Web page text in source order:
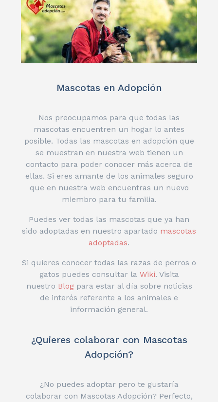
Mascotas en Adopción
Nos preocupamos para que todas las
mascotas encuentren un hogar lo antes
posible. Todas las mascotas en adopción que
se muestran en nuestra web tienen un
contacto para poder conocer más acerca de
ellas. Si eres amante de los animales seguro
que en nuestra web encuentras un nuevo
miembro para tu familia.
Puedes ver todas las mascotas que ya han
sido adoptadas en nuestro apartado mascotas
adoptadas.
Si quieres conocer todas las razas de perros o
gatos puedes consultar la Wiki. Visita
nuestro Blog para estar al día sobre noticias
de interés referente a los animales e
información general.
¿Quieres colaborar con Mascotas
Adopción?
¿No puedes adoptar pero te gustaría
colaborar con Mascotas Adopción? Perfecto,